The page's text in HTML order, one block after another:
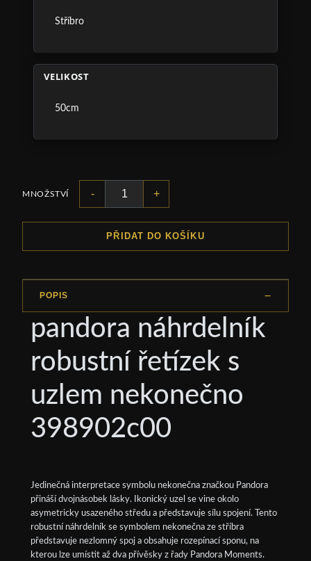
Stříbro
VELIKOST
50cm
MNOŽSTVÍ - +
PŘIDAT DO KOŠÍKU
POPIS
pandora náhrdelník
robustní řetízek s
uzlem nekonečno
398902c00
Jedinečná interpretace symbolu nekonečna značkou Pandora
přináší dvojnásobek lásky. Ikonický uzel se vine okolo
asymetricky usazeného středu a představuje sílu spojení. Tento
robustní náhrdelník se symbolem nekonečna ze stříbra
představuje nezlomný spoj a obsahuje rozepínací sponu, na
kterou lze umístit až dva přívěsky z řady Pandora Moments.